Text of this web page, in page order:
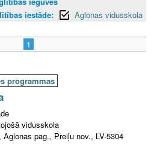
iestāde: Aglonas vidusskola
1
programmas
vidusskola
pag., Preiļu nov., LV-5304